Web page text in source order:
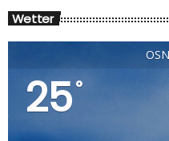
Wetter
25°